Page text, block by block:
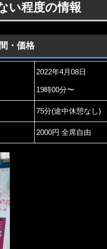
い程度の情報
・価格
2022年4月08日
19時00分〜
75分(途中休憩なし)
2000円 全席自由